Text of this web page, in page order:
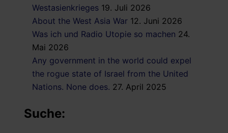
Westasienkrieges 19. Juli 2026
About the West Asia War 12. Juni 2026
Was ich und Radio Utopie so machen 24.
Mai 2026
Any government in the world could expel
the rogue state of Israel from the United
Nations. None does. 27. April 2025
Suche: